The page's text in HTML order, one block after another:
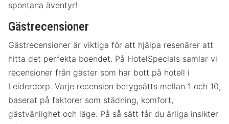
spontana äventyr!
Gästrecensioner
Gästrecensioner är viktiga för att hjälpa resenärer att
hitta det perfekta boendet. På HotelSpecials samlar vi
recensioner från gäster som har bott på hotell i
Leiderdorp. Varje recension betygsätts mellan 1 och 10,
baserat på faktorer som städning, komfort,
gästvänlighet och läge. På så sätt får du ärliga insikter